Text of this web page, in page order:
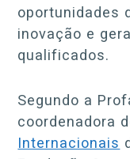
oportunidades
inovação e
qualificados.
Segundo a
coordenadora
Internacionais